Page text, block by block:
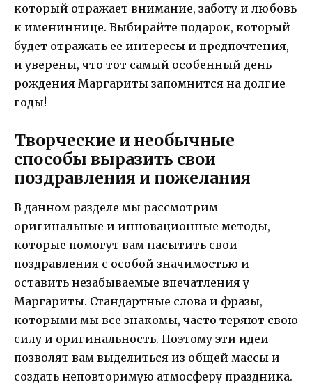
который отражает внимание, заботу и любовь
к имениннице. Выбирайте подарок, который
будет отражать ее интересы и предпочтения,
и уверены, что тот самый особенный день
рождения Маргариты запомнится на долгие
годы!
Творческие и необычные
способы выразить свои
поздравления и пожелания
В данном разделе мы рассмотрим
оригинальные и инновационные методы,
которые помогут вам насытить свои
поздравления с особой значимостью и
оставить незабываемые впечатления у
Маргариты. Стандартные слова и фразы,
которыми мы все знакомы, часто теряют свою
силу и оригинальность. Поэтому эти идеи
позволят вам выделиться из общей массы и
создать неповторимую атмосферу праздника.